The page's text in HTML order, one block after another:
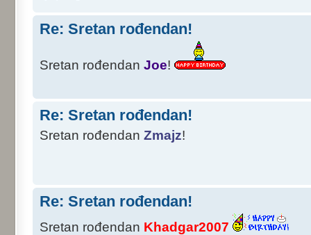
Re: Sretan rođendan!
Sretan rođendan Joe!
Re: Sretan rođendan!
Sretan rođendan Zmajz!
Re: Sretan rođendan!
Sretan rođendan Khadgar2007